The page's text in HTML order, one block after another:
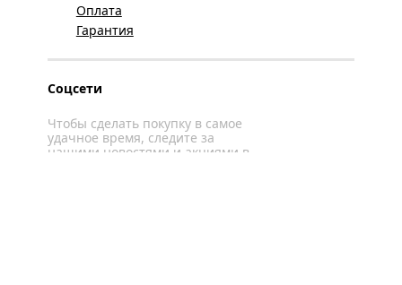
Оплата
Гарантия
Соцсети
Чтобы сделать покупку в самое
удачное время, следите за
нашими новостями и акциями в